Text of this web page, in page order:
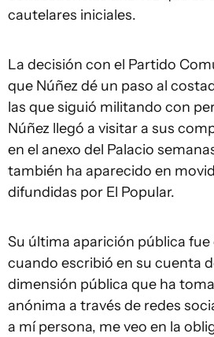
cautelares iniciales.
La decisión con el Partido
que Núñez dé un paso al
las que siguió militando con
Núñez llegó a visitar a sus
en el anexo del Palacio
también ha aparecido en
difundidas por El Popular.
Su última aparición pública fue
cuando escribió en su cuenta
dimensión pública que ha
anónima a través de redes
a mí persona, me veo en la